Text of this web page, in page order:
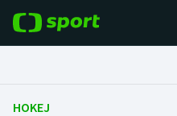
Fotbal
HOKEJ